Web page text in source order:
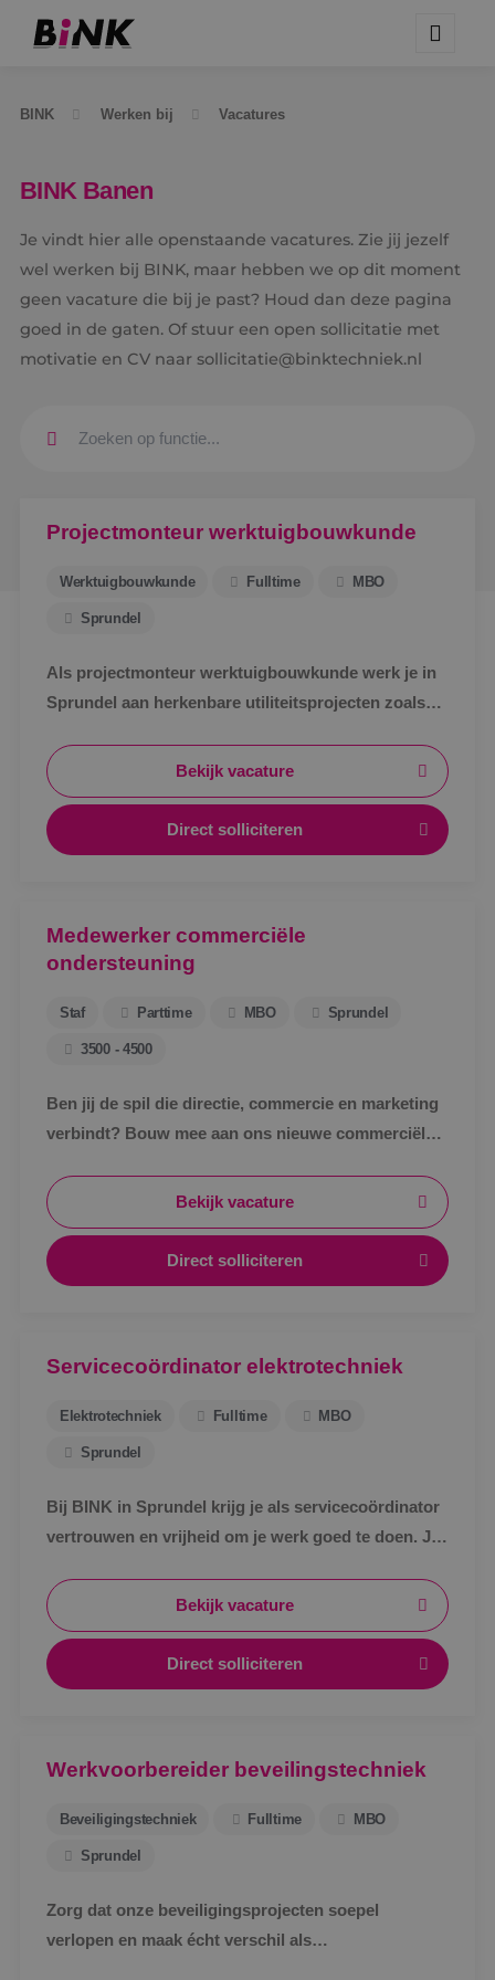
BINK Werken bij Vacatures
BINK Banen
Je vindt hier alle openstaande vacatures. Zie jij jezelf
wel werken bij BINK, maar hebben we op dit moment
geen vacature die bij je past? Houd dan deze pagina
goed in de gaten. Of stuur een open sollicitatie met
motivatie en CV naar sollicitatie@binktechniek.nl
Projectmonteur werktuigbouwkunde
Werktuigbouwkunde Fulltime MBO
Sprundel
Als projectmonteur werktuigbouwkunde werk je in
Sprundel aan herkenbare utiliteitsprojecten zoals
zichtbaar resultaat en korte lijnen.
Bekijk vacature
Direct solliciteren
Medewerker commerciële
ondersteuning
Staf Parttime MBO Sprundel
3500 - 4500
Ben jij de spil die directie, commercie en marketing
verbindt? Bouw mee aan ons nieuwe commerciële
BINK.&nbsp;
Bekijk vacature
Direct solliciteren
Servicecoördinator elektrotechniek
Elektrotechniek Fulltime MBO
Sprundel
Bij BINK in Sprundel krijg je als servicecoördinator
vertrouwen en vrijheid om je werk goed te doen. Je
waar je aan toe bent.Bekijk vacature
Direct solliciteren
Werkvoorbereider beveilingstechniek
Beveiligingstechniek Fulltime MBO
Sprundel
Zorg dat onze beveiligingsprojecten soepel
verlopen en maak écht verschil als